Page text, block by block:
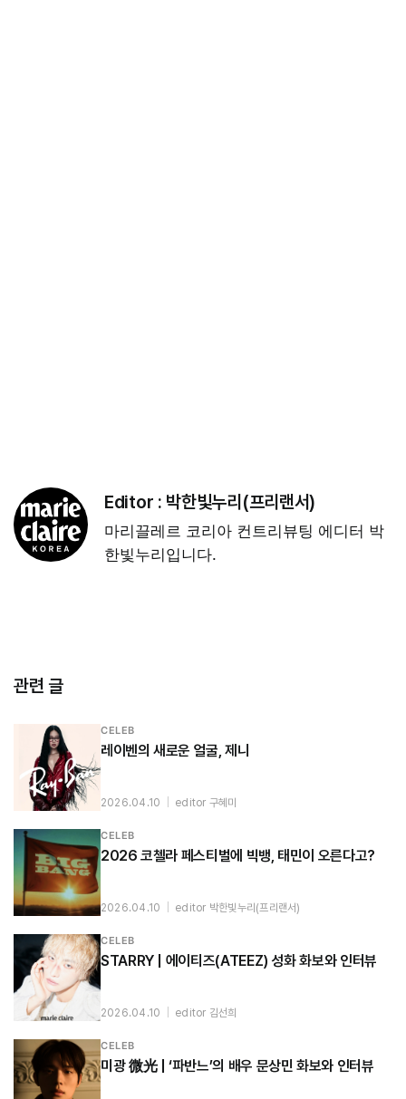
Editor : 박한빛누리(프리랜서)
마리끌레르 코리아 컨트리뷰팅 에디터 박
한빛누리입니다.
관련 글
CELEB
레이벤의 새로운 얼굴, 제니
2026.04.10 editor 구혜미
CELEB
2026 코첼라 페스티벌에 빅뱅, 태민이 오른다고?
2026.04.10 editor 박한빛누리(프리랜서)
CELEB
STARRY | 에이티즈(ATEEZ) 성화 화보와 인터뷰
2026.04.10 editor 김선희
CELEB
미광 微光 | ‘파반느’의 배우 문상민 화보와 인터뷰